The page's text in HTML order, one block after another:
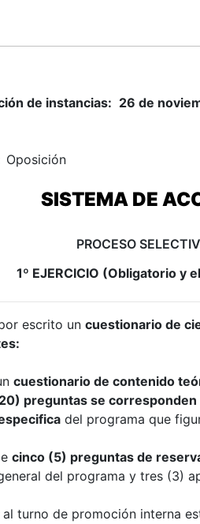
de instancias: 26 de
Oposición
SISTEMA DE
PROCESO
1º EJERCICIO (Obligatorio y
escrito un cuestionario de
cuestionario de contenido
preguntas se corresponden
del programa que
cinco (5) preguntas de
del programa y tres (3)
turno de promoción interna